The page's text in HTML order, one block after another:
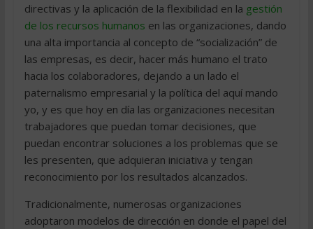
directivas y la aplicación de la flexibilidad en la gestión
de los recursos humanos en las organizaciones, dando
una alta importancia al concepto de “socialización” de
las empresas, es decir, hacer más humano el trato
hacia los colaboradores, dejando a un lado el
paternalismo empresarial y la política del aquí mando
yo, y es que hoy en día las organizaciones necesitan
trabajadores que puedan tomar decisiones, que
puedan encontrar soluciones a los problemas que se
les presenten, que adquieran iniciativa y tengan
reconocimiento por los resultados alcanzados.
Tradicionalmente, numerosas organizaciones
adoptaron modelos de dirección en donde el papel del